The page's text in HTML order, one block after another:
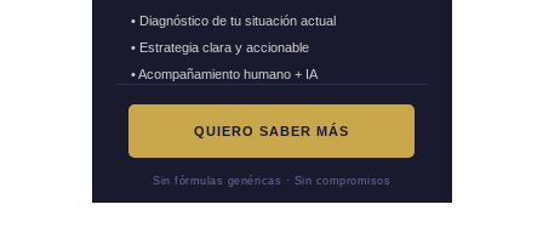
• Diagnóstico de tu situación actual
• Estrategia clara y accionable
• Acompañamiento humano + IA
QUIERO SABER MÁS
Sin fórmulas genéricas · Sin compromisos